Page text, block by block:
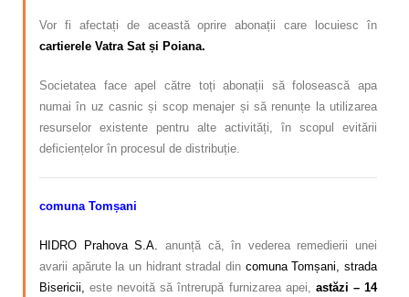
Vor fi afectați de această oprire abonații care locuiesc în
cartierele Vatra Sat și Poiana.
Societatea face apel către toți abonații să folosească apa
numai în uz casnic și scop menajer și să renunțe la utilizarea
resurselor existente pentru alte activități, în scopul evitării
deficiențelor în procesul de distribuție.
comuna Tomșani
HIDRO Prahova S.A. anunță că, în vederea remedierii unei
avarii apărute la un hidrant stradal din comuna Tomșani, strada
Bisericii, este nevoită să întrerupă furnizarea apei, astăzi – 14